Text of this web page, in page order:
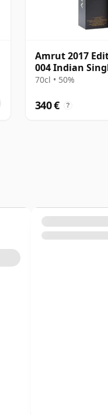
Amrut 2017
004 Indian
70cl • 50%
340 € ?